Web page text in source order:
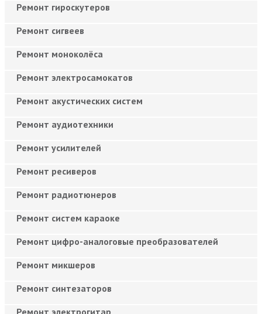
Ремонт гироскутеров
Ремонт сигвеев
Ремонт моноколёса
Ремонт электросамокатов
Ремонт акустических систем
Ремонт аудиотехники
Ремонт усилителей
Ремонт ресиверов
Ремонт радиотюнеров
Ремонт систем караоке
Ремонт цифро-аналоговые преобразователей
Ремонт микшеров
Ремонт синтезаторов
Ремонт электрогитар